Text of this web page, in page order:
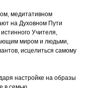
медитативном
на Духовном Пути
истинного Учителя,
миром и людьми,
исцелиться самому
настройке на образы